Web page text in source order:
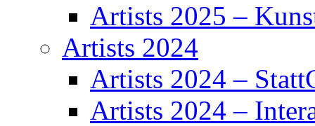
Artists 2025 –
Artists 2024
Artists 2024 –
Artists 2024 –